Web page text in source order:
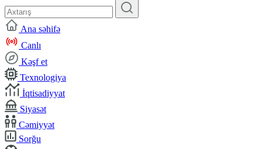
Ana səhifə
Canlı
Kəşf et
Texnologiya
İqtisadiyyat
Siyasət
Cəmiyyət
Sorğu